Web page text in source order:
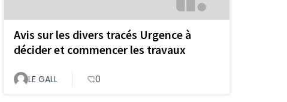
Avis sur les divers tracés Urgence à
décider et commencer les travaux
LE GALL 0